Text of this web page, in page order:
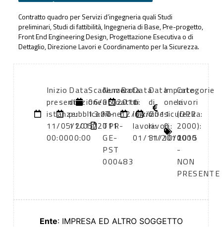
Contratto quadro per Servizi d’ingegneria quali Studi
preliminari, Studi di fattibilità, Ingegneria di Base, Pre-progetto,
Front End Engineering Design, Progettazione Esecutiva o di
Dettaglio, Direzione Lavori e Coordinamento per la Sicurezza.
Inizio
presentazione
istanze:
11/05/2011
00:00
Data
di
pubblicazione:
11/05/2011
00:00
Scadenza:
06/06/2011
13:00
Numero
atto:
IT-
TPR-
GE-
PST
000483
Data
atto:
12/04/2011
Data
di
inizio
lavori:
01/11/2011
Data
di
fine
lavori:
31/10/2015
Importo
oneri
sicurezza:
0
Categorie
lavori
(DPR
2000):
0000
-
NON
PRESENTE
Ente: IMPRESA ED ALTRO SOGGETTO